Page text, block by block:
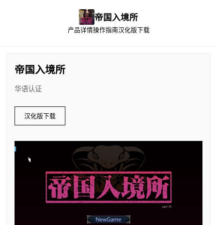
帝国入境所
产品详情操作指南汉化版下载
帝国入境所
华语认证
汉化版下载